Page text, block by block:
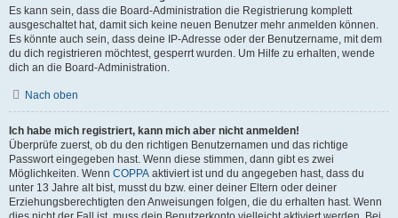
Es kann sein, dass die Board-Administration die Registrierung komplett
ausgeschaltet hat, damit sich keine neuen Benutzer mehr anmelden können.
Es könnte auch sein, dass deine IP-Adresse oder der Benutzername, mit dem
du dich registrieren möchtest, gesperrt wurden. Um Hilfe zu erhalten, wende
dich an die Board-Administration.
Nach oben
Ich habe mich registriert, kann mich aber nicht anmelden!
Überprüfe zuerst, ob du den richtigen Benutzernamen und das richtige
Passwort eingegeben hast. Wenn diese stimmen, dann gibt es zwei
Möglichkeiten. Wenn COPPA aktiviert ist und du angegeben hast, dass du
unter 13 Jahre alt bist, musst du bzw. einer deiner Eltern oder deiner
Erziehungsberechtigten den Anweisungen folgen, die du erhalten hast. Wenn